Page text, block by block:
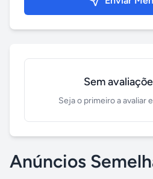
Sem
Seja o primeiro a avaliar
Anúncios